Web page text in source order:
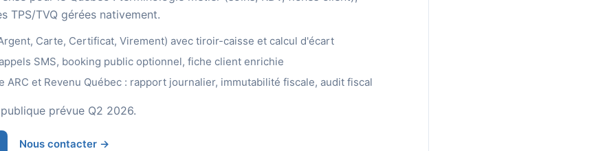
TPS/TVQ gérées nativement.
Carte, Certificat, Virement) avec tiroir-caisse et calcul d'écart
SMS, booking public optionnel, fiche client enrichie
ARC et Revenu Québec : rapport journalier, immutabilité fiscale, audit fiscal
prévue Q2 2026.
Nous contacter →